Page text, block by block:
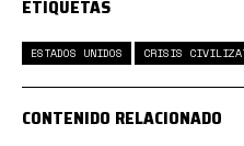
ETIQUETAS
ESTADOS UNIDOS CRISIS
CONTENIDO RELACIONADO